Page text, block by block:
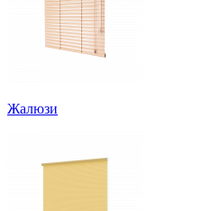
Жалюзи